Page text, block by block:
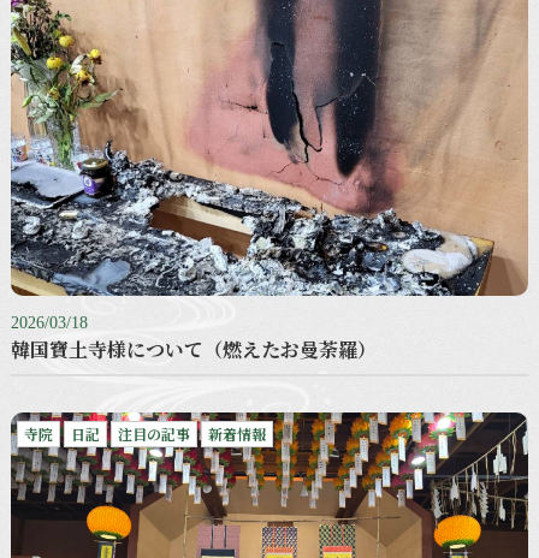
2026/03/18
韓国寶土寺様について（燃えたお曼荼羅）
寺院 日記 注目の記事 新着情報